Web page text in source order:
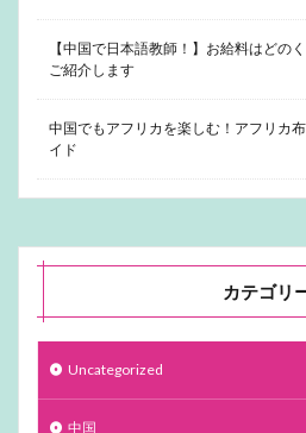
【中国で日本語教師！】お給料はどの
ご紹介します
中国でもアフリカを楽しむ！アフリカ
イド
カテゴリ
Uncategorized
中国